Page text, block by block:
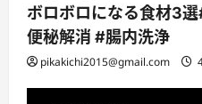
ボロボロになる食材3
便秘解消 #腸内洗浄
pikakichi2015@gmail.com